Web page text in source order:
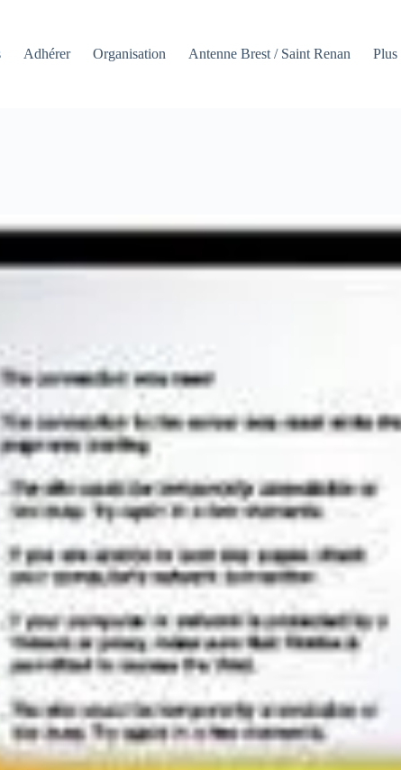
Adhérer Organisation Antenne Brest / Saint Renan Plus